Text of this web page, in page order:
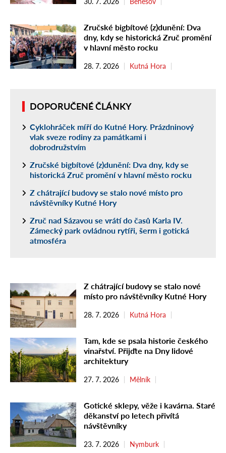
Zručské bigbítové (z)dunění: Dva
dny, kdy se historická Zruč promění
v hlavní město rocku
28. 7. 2026 Kutná Hora
DOPORUČENÉ ČLÁNKY
Cyklohráček míří do Kutné Hory. Prázdninový
vlak sveze rodiny za památkami i
dobrodružstvím
Zručské bigbítové (z)dunění: Dva dny, kdy se
historická Zruč promění v hlavní město rocku
Z chátrající budovy se stalo nové místo pro
návštěvníky Kutné Hory
Zruč nad Sázavou se vrátí do časů Karla IV.
Zámecký park ovládnou rytíři, šerm i gotická
atmosféra
Z chátrající budovy se stalo nové
místo pro návštěvníky Kutné Hory
28. 7. 2026 Kutná Hora
Tam, kde se psala historie českého
vinařství. Přijďte na Dny lidové
architektury
27. 7. 2026 Mělník
Gotické sklepy, věže i kavárna. Staré
děkanství po letech přivítá
návštěvníky
23. 7. 2026 Nymburk